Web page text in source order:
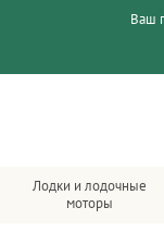
Ваш
Лодки и лодочные
моторы